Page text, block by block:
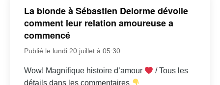
La blonde à Sébastien Delorme dévoile
comment leur relation amoureuse a
commencé
Publié le lundi 20 juillet à 05:30
Wow! Magnifique histoire d’amour
/ Tous les
détails dans les commentaires